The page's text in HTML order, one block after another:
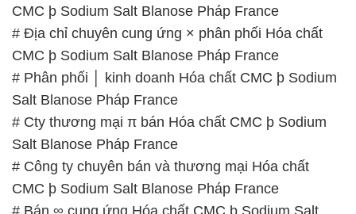
CMC þ Sodium Salt Blanose Pháp France
# Địa chỉ chuyên cung ứng × phân phối Hóa chất
CMC þ Sodium Salt Blanose Pháp France
# Phân phối │ kinh doanh Hóa chất CMC þ Sodium
Salt Blanose Pháp France
# Cty thương mại π bán Hóa chất CMC þ Sodium
Salt Blanose Pháp France
# Công ty chuyên bán và thương mại Hóa chất
CMC þ Sodium Salt Blanose Pháp France
# Bán ∞ cung ứng Hóa chất CMC þ Sodium Salt